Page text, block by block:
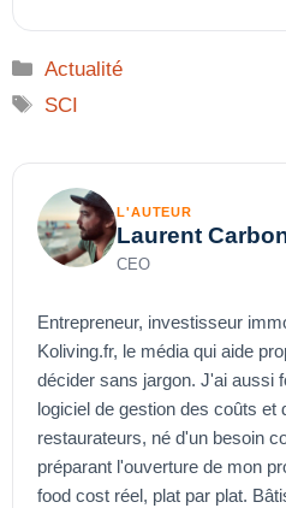
Catégories
Actualité
Étiquettes
SCI
L'AUTEUR
Laurent
CEO
Entrepreneur, investisseur
Koliving.fr, le média qui aide
décider sans jargon. J'ai aussi
logiciel de gestion des coûts et
restaurateurs, né d'un besoin
préparant l'ouverture de mon
food cost réel, plat par plat.